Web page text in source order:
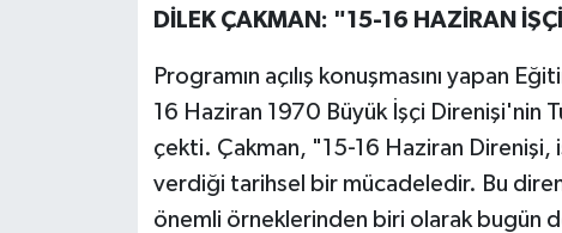
DİLEK ÇAKMAN: "15-16 HAZİRAN
Programın açılış konuşmasını yapan
16 Haziran 1970 Büyük İşçi Direnişi'nin
çekti. Çakman, "15-16 Haziran Direnişi,
verdiği tarihsel bir mücadeledir. Bu
önemli örneklerinden biri olarak bugün